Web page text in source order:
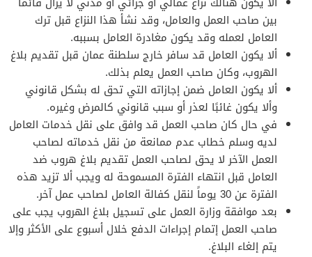
بين صاحب العمل والعامل، وقد نشأ هذا النزاع قبل ترك
العامل لعمله وقد يكون مغادرة العامل بسببه.
ألا يكون العامل قد سافر خارج سلطنة عمان قبل تقديم بلاغ
الهروب، وكان صاحب العمل يعلم بذلك.
ألا يكون العامل ضمن إجازاته التي تحق له بشكل قانوني
وألا يكون غائبًا لعذر أو سبب قانوني كالمرض وغيره.
في حال كان صاحب العمل قد وافق على نقل خدمات العامل
لديه وسلم خطاب عدم ممانعة من نقل خدماته لصاحب
العمل الآخر لا يحق لصاحب العمل تقديم بلاغ هروب ضد
العامل قبل انتهاء الفترة المسموحة له ويجب ألا تزيد هذه
الفترة عن 30 يوماً لنقل كفالة العامل لصاحب عمل آخر.
بعد موافقة وزارة العمل على تسجيل بلاغ الهروب يجب على
صاحب العمل إتمام إجراءات الدفع خلال أسبوع على الأكثر وإلا
يتم إلغاء البلاغ.